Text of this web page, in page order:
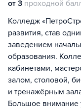
от 3 проходной
Колледж
развития, став
заведением
образования.
кабинетами,
залом, столовой,
и тренажёрным
Большое внимание